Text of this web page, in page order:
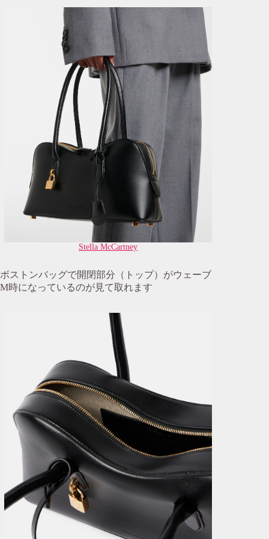
Stella McCartney
ボストンバッグで開閉部分（トップ）がウェーブ
M時になっているのが見て取れます